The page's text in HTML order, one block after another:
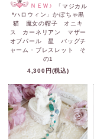
ＮＥＷ♪
「マジカル
*ハロウィン」かぼちゃ黒
猫 魔女の帽子 オニキ
ス カーネリアン マザー
オブパール 星 バッグチ
ャーム・ブレスレット そ
の1
4,300円(税込)